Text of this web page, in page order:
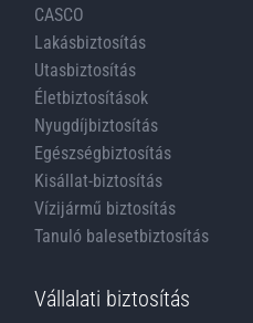
CASCO
Lakásbiztosítás
Utasbiztosítás
Életbiztosítások
Nyugdíjbiztosítás
Egészségbiztosítás
Kisállat-biztosítás
Vízijármű biztosítás
Tanuló balesetbiztosítás
Vállalati biztosítás